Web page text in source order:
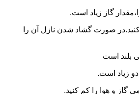
گاز زیاد است.
صورت گشاد شدن نازل آن را
زیاد است.
گاز و هوا را کم کنید.